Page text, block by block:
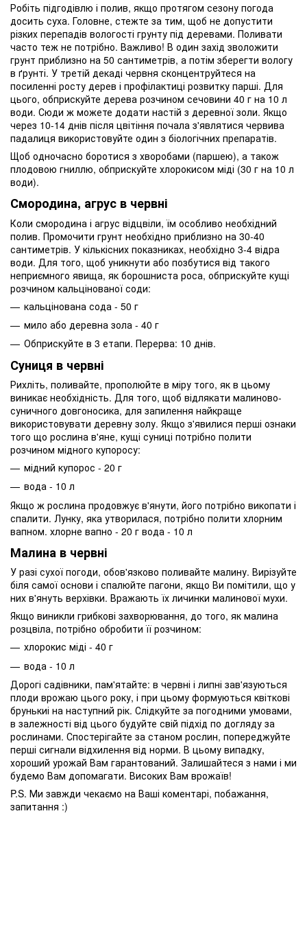
Робіть підгодівлю і полив, якщо протягом сезону погода
досить суха. Головне, стежте за тим, щоб не допустити
різких перепадів вологості грунту під деревами. Поливати
часто теж не потрібно. Важливо! В один захід зволожити
грунт приблизно на 50 сантиметрів, а потім зберегти вологу
в ґрунті. У третій декаді червня сконцентруйтеся на
посиленні росту дерев і профілактиці розвитку парші. Для
цього, обприскуйте дерева розчином сечовини 40 г на 10 л
води. Сюди ж можете додати настій з деревної золи. Якщо
через 10-14 днів після цвітіння почала з'являтися червива
падалиця використовуйте один з біологічних препаратів.
Щоб одночасно боротися з хворобами (паршею), а також
плодовою гниллю, обприскуйте хлорокисом міді (30 г на 10 л
води).
Смородина, агрус в червні
Коли смородина і агрус відцвіли, їм особливо необхідний
полив. Промочити грунт необхідно приблизно на 30-40
сантиметрів. У кількісних показниках, необхідно 3-4 відра
води. Для того, щоб уникнути або позбутися від такого
неприємного явища, як борошниста роса, обприскуйте кущі
розчином кальцінованої соди:
кальцінована сода - 50 г
мило або деревна зола - 40 г
Обприскуйте в 3 етапи. Перерва: 10 днів.
Суниця в червні
Рихліть, поливайте, прополюйте в міру того, як в цьому
виникає необхідність. Для того, щоб відлякати малиново-
суничного довгоносика, для запилення найкраще
використовувати деревну золу. Якщо з'явилися перші ознаки
того що рослина в'яне, кущі суниці потрібно полити
розчином мідного купоросу:
мідний купорос - 20 г
вода - 10 л
Якщо ж рослина продовжує в'янути, його потрібно викопати і
спалити. Лунку, яка утворилася, потрібно полити хлорним
вапном. хлорне вапно - 20 г вода - 10 л
Малина в червні
У разі сухої погоди, обов'язково поливайте малину. Вирізуйте
біля самої основи і спалюйте пагони, якщо Ви помітили, що у
них в'януть верхівки. Вражають їх личинки малинової мухи.
Якщо виникли грибкові захворювання, до того, як малина
розцвіла, потрібно обробити її розчином:
хлорокис міді - 40 г
вода - 10 л
Дорогі садівники, пам'ятайте: в червні і липні зав'язуються
плоди врожаю цього року, і при цьому формуються квіткові
брунькиі на наступний рік. Слідкуйте за погодними умовами,
в залежності від цього будуйте свій підхід по догляду за
рослинами. Спостерігайте за станом рослин, попереджуйте
перші сигнали відхилення від норми. В цьому випадку,
хороший урожай Вам гарантований. Залишайтеся з нами і ми
будемо Вам допомагати. Високих Вам врожаїв!
P.S. Ми завжди чекаємо на Ваші коментарі, побажання,
запитання :)